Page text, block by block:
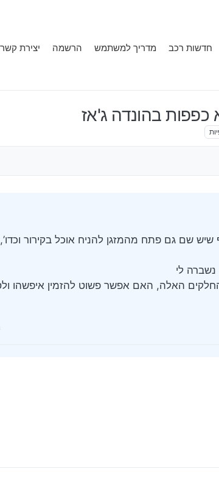
חדשות רכב מדריך למשתמש הרשמה יצירת קשר
בהונדה ג'אז
שם גם פתח מהמזגן להניח אוכל בקירור וכדו’,
נשברה לי
האלה, האם אפשר פשוט להזמין איפשהו